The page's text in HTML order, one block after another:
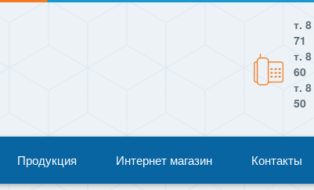
т.
71
т.
60
т.
50
Продукция Интернет магазин Контакты